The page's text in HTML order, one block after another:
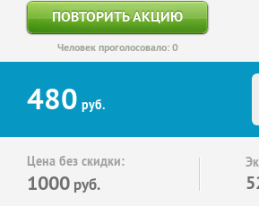
ПОВТОРИТЬ АКЦИЮ
Человек проголосовало: 0
480 руб.
Цена без скидки:
1000 руб.